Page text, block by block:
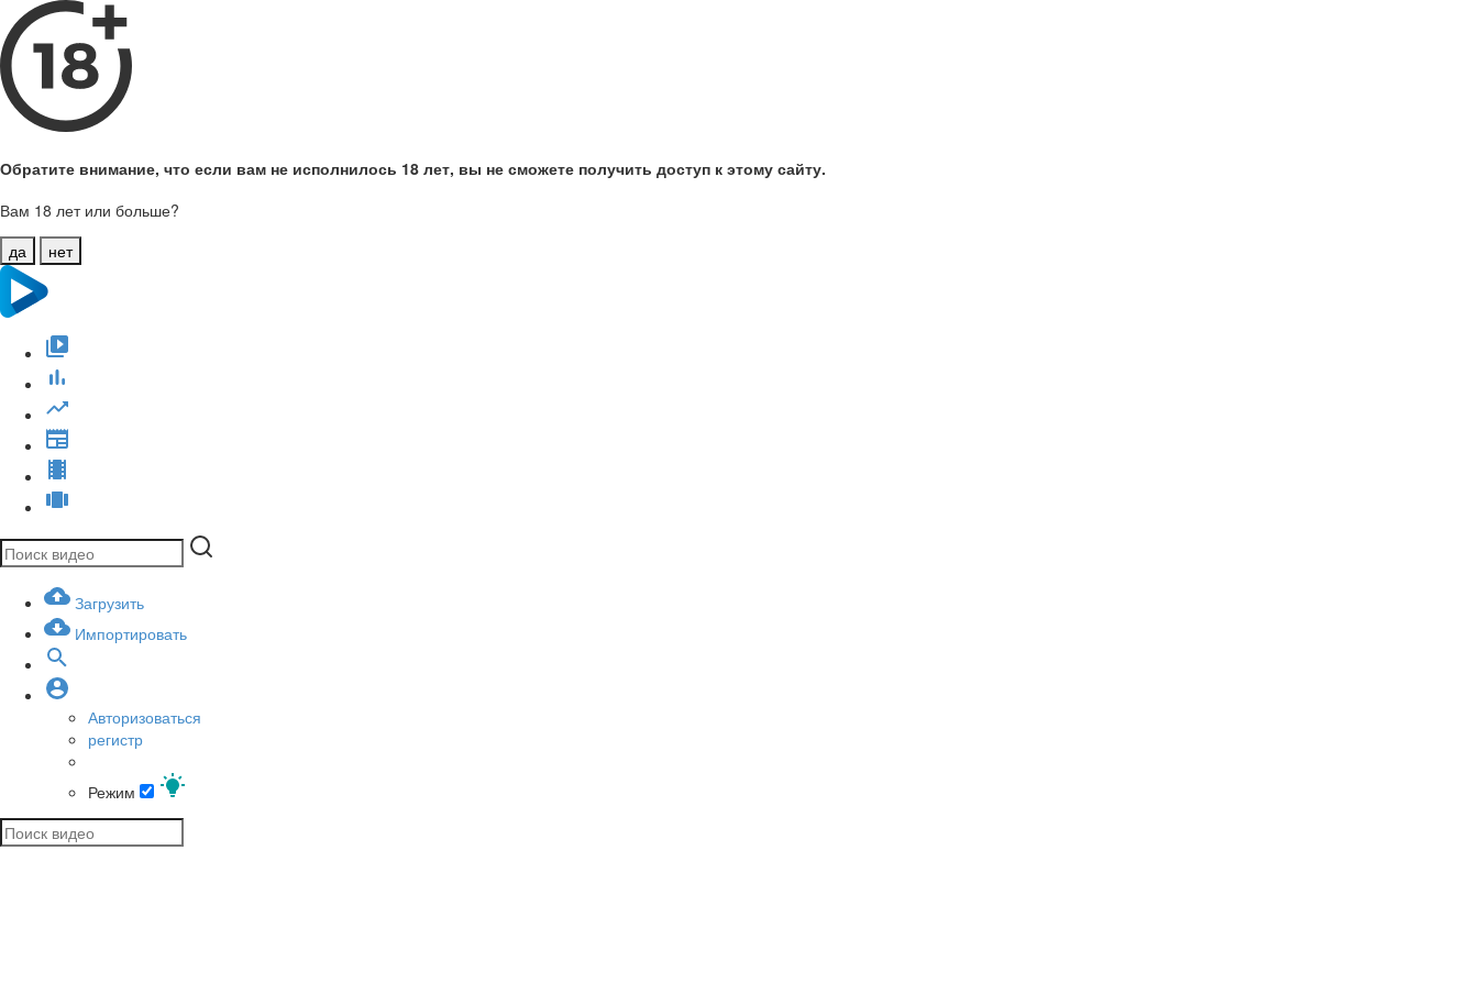
Обратите внимание, что если вам не исполнилось 18 лет, вы не сможете получить доступ к этому сайту.
Вам 18 лет или больше?
да
нет
Загрузить
Импортировать
Авторизоваться
регистр
Режим